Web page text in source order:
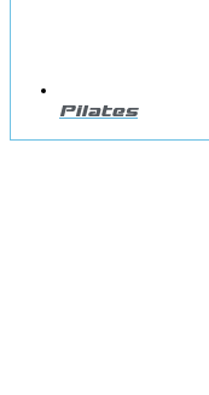
Pilates